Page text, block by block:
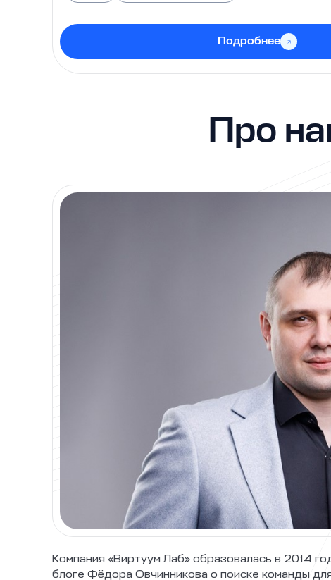
Подробнее
Про
Компания «Виртуум Лаб» образовалась в 2014
блоге Фёдора Овчинникова о поиске команды